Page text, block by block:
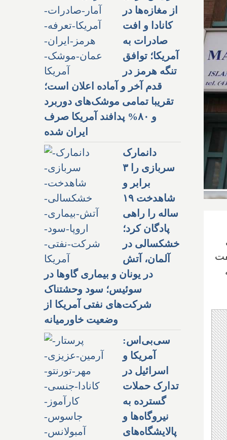
از مغازه‌ها در
کانادا و افت
صادرات به
آمریکا؛ توافق
تنگه هرمز در
قدم آخر و آماده اعلان است؛
تقریبا تمامی موشک‌های دوربرد
و ۸۰% پدافند آمریکا صرف
ایران شده
دانمارک
سربازی را ۳
برابر و
شاهدخت ۱۹
ساله را راهی
پادگان کرد؛
خشکسالی در
آلمان، آتش
در یونان و بیماری گاوها در
سوئیس؛ سود وحشتناک
شرکت‌های نفتی آمریکا از
وضعیت خاورمیانه
سی‌بی‌اس:
آمریکا و
اسرائیل در
تدارک حملات
گسترده به
نیروگاه‌ها و
پالایشگاه‌های